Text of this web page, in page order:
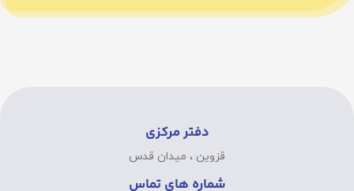
دفتر مرکزی
قزوین ، میدان قدس
شماره های تماس